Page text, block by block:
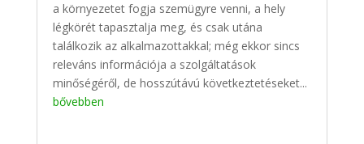
a környezetet fogja szemügyre venni, a hely
légkörét tapasztalja meg, és csak utána
találkozik az alkalmazottakkal; még ekkor sincs
releváns információja a szolgáltatások
minőségéről, de hosszútávú következtetéseket...
bővebben